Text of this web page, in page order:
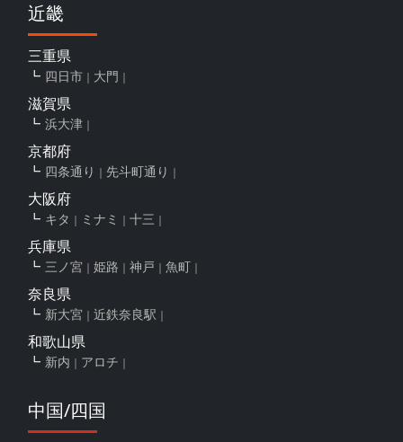
近畿
三重県
四日市 大門
滋賀県
浜大津
京都府
四条通り 先斗町通り
大阪府
キタ ミナミ 十三
兵庫県
三ノ宮 姫路 神戸 魚町
奈良県
新大宮 近鉄奈良駅
和歌山県
新内 アロチ
中国/四国